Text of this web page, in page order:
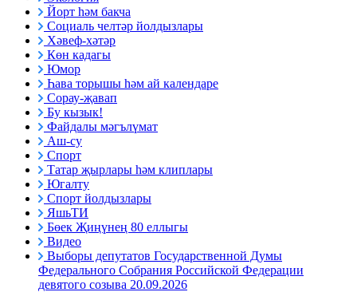
Йорт һәм бакча
Социаль челтәр йолдызлары
Хәвеф-хәтәр
Көн кадагы
Юмор
Һава торышы һәм ай календаре
Сорау-җавап
Бу кызык!
Файдалы мәгълүмат
Аш-су
Спорт
Татар җырлары һәм клиплары
Югалту
Спорт йолдызлары
ЯшьТИ
Бөек Җиңүнең 80 еллыгы
Видео
Выборы депутатов Государственной Думы
Федерального Собрания Российской Федерации
девятого созыва 20.09.2026